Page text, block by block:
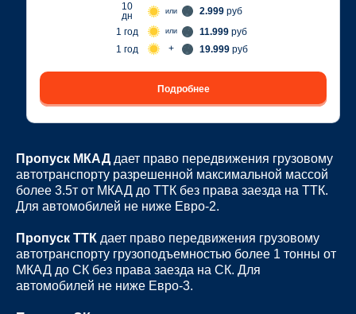
10
дн
или 2.999руб
1 год
или 11.999руб
1 год
+ 19.999руб
Подробнее
Пропуск МКАДдает право передвижения грузовому
автотранспорту разрешенной максимальной массой
более 3.5т от МКАД до ТТК без права заезда на ТТК.
Для автомобилей не ниже Евро-2.
Пропуск ТТК дает право передвижения грузовому
автотранспорту грузоподъемностью более 1 тонны от
МКАД до СК без права заезда на СК. Для
автомобилей не ниже Евро-3.